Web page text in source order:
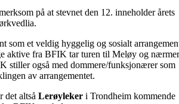
på at stevnet den 12. inneholder årets
som et veldig hyggelig og sosialt
aktive fra BFIK tar turen til Meløy og
stiller også med dommere/funksjonærer som
av arrangementet.
det altså Lerøyleker i Trondheim kommende